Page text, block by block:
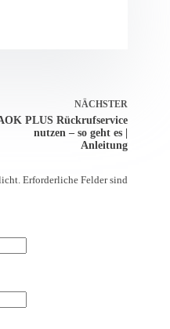
NÄCHSTER
PLUS Rückrufservice
nutzen – so geht es |
Anleitung
Erforderliche Felder sind